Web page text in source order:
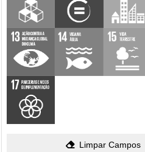
Limpar Campos